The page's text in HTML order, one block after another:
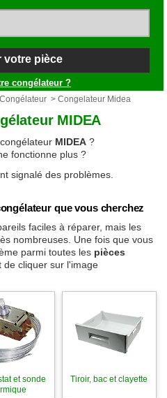
votre pièce
congélateur ?
Congélateur > Congelateur Midea
MIDEA
MIDEA ?
fonctionne plus ?
signalé des problèmes.
que vous cherchez
faciles à réparer, mais les
nombreuses. Une fois que vous
parmi toutes les pièces
de cliquer sur l'image
et sonde
Tiroir, bac et clayette